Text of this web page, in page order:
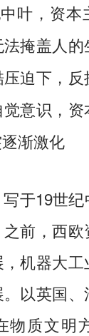
，资本
掩盖人
迫下，
意识，
渐激化
19世纪
前，西
机器大
以英国
物质文明